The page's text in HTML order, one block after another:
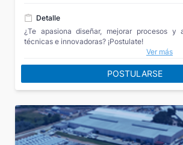
Detalle
¿Te apasiona diseñar, mejorar procesos y
técnicas e innovadoras? ¡Postulate!
Ver más
POSTULARSE